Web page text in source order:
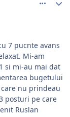
7 pucnte avans
Mi-am
si mi-au mai dat
bugetului
nu prindeau
posturi pe care
Ruslan